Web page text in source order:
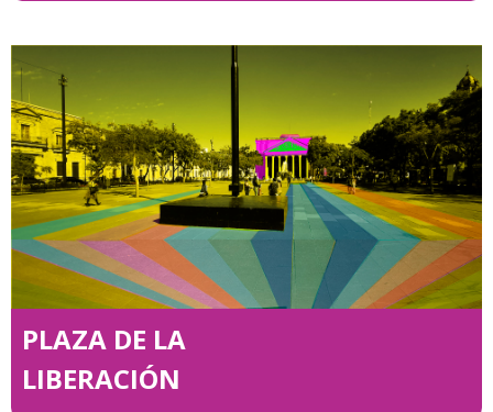
PLAZA DE LA
LIBERACIÓN